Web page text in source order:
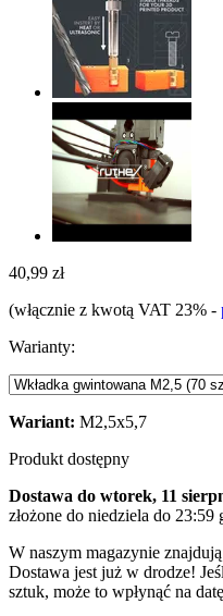
40,99 zł
(włącznie z kwotą VAT 23% -
Warianty:
Wariant: M2,5x5,7
Produkt dostępny
Dostawa do wtorek, 11
złożone do niedziela do 23:59
W naszym magazynie
Dostawa jest już w drodze!
sztuk, może to wpłynąć na